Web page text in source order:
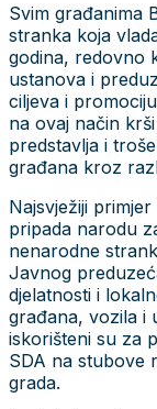
Svim građanima
stranka koja
godina, redovno
ustanova i
ciljeva i
na ovaj način
predstavlja i
građana kroz
Najsvježiji
pripada narodu
nenarodne
Javnog
djelatnosti i
građana, vozila i
iskorišteni su za
SDA na stubove
grada.